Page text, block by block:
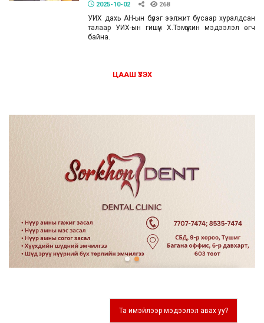
2025-10-02 268
УИХ дахь АН-ын бүлэг ээлжит бусаар хуралдсан
талаар УИХ-ын гишүүн Х.Тэмүүжин мэдээлэл өгч
байна.
ЦААШ ҮЗЭХ
Та имэйлээр мэдээлэл авах уу?